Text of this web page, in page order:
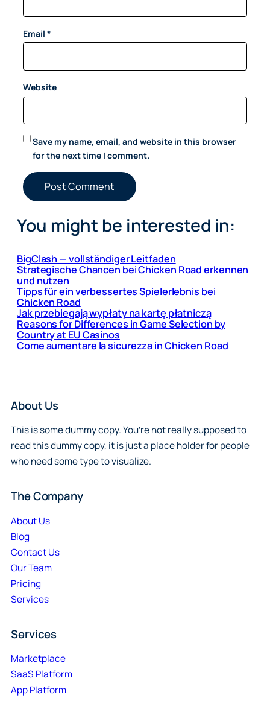
Email *
Website
Save my name, email, and website in this browser
for the next time I comment.
You might be interested in:
BigClash — vollständiger Leitfaden
Strategische Chancen bei Chicken Road erkennen
und nutzen
Tipps für ein verbessertes Spielerlebnis bei
Chicken Road
Jak przebiegają wypłaty na kartę płatniczą
Reasons for Differences in Game Selection by
Country at EU Casinos
Come aumentare la sicurezza in Chicken Road
About Us
This is some dummy copy. You’re not really supposed to
read this dummy copy, it is just a place holder for people
who need some type to visualize.
The Company
About Us
Blog
Contact Us
Our Team
Pricing
Services
Services
Marketplace
SaaS Platform
App Platform